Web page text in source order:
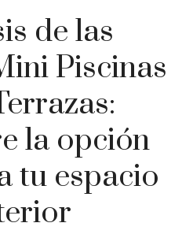
de las
Piscinas
la opción
tu espacio